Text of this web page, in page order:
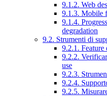
9.1.2. Web
9.1.3. Mobile
9.1.4.
degradation
9.2. Strumenti di
9.2.1. Feature
9.2.2.
use
9.2.3.
9.2.4.
9.2.5.